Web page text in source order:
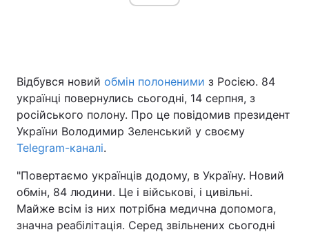
Україна Політика
Економіка Світ
Техно і зв'язок Лайт
Зброя Інциденти
Відбувся новий обмін полоненими з Росією. 84
українці повернулись сьогодні, 14 серпня, з
російського полону. Про це повідомив президент
України Володимир Зеленський у своєму
Telegram-каналі.
"Повертаємо українців додому, в Україну. Новий
обмін, 84 людини. Це і військові, і цивільні.
Майже всім із них потрібна медична допомога,
значна реабілітація. Серед звільнених сьогодні